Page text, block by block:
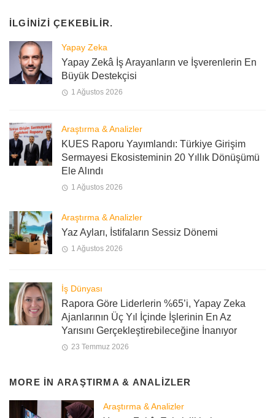
İLGINIZI ÇEKEBILIR.
Yapay Zeka
Yapay Zekâ İş Arayanların ve İşverenlerin En
Büyük Destekçisi
1 Ağustos 2026
Araştırma & Analizler
KUES Raporu Yayımlandı: Türkiye Girişim
Sermayesi Ekosisteminin 20 Yıllık Dönüşümü
Ele Alındı
1 Ağustos 2026
Araştırma & Analizler
Yaz Ayları, İstifaların Sessiz Dönemi
1 Ağustos 2026
İş Dünyası
Rapora Göre Liderlerin %65’i, Yapay Zeka
Ajanlarının Üç Yıl İçinde İşlerinin En Az
Yarısını Gerçekleştirebileceğine İnanıyor
23 Temmuz 2026
MORE IN ARAŞTIRMA & ANALIZLER
Araştırma & Analizler